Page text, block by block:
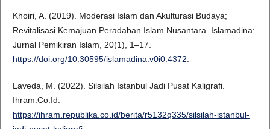
Khoiri, A. (2019). Moderasi Islam dan Akulturasi Budaya;
Revitalisasi Kemajuan Peradaban Islam Nusantara. Islamadina:
Jurnal Pemikiran Islam, 20(1), 1–17.
https://doi.org/10.30595/islamadina.v0i0.4372.
Laveda, M. (2022). Silsilah Istanbul Jadi Pusat Kaligrafi.
Ihram.Co.Id.
https://ihram.republika.co.id/berita/r5132q335/silsilah-istanbul-